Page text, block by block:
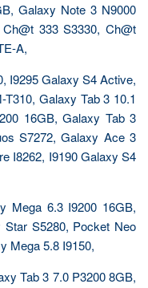
Galaxy Note 3 N9000
333 S3330, Ch@t
A,
I9295 Galaxy S4 Active,
Galaxy Tab 3 10.1
16GB, Galaxy Tab 3
S7272, Galaxy Ace 3
I8262, I9190 Galaxy S4
Mega 6.3 I9200 16GB,
S5280, Pocket Neo
Mega 5.8 I9150,
Tab 3 7.0 P3200 8GB,